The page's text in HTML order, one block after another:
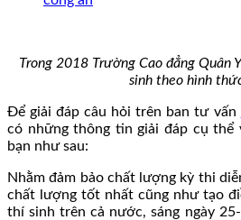
Trong 2018 Trường Cao đẳng Quân
sinh theo hình
Để giải đáp câu hỏi trên ban tư vấn
có những thông tin giải đáp cụ thể
bạn như sau:
Nhằm đảm bảo chất lượng kỳ thi
chất lượng tốt nhất cũng như tạo
thí sinh trên cả nước, sáng ngày